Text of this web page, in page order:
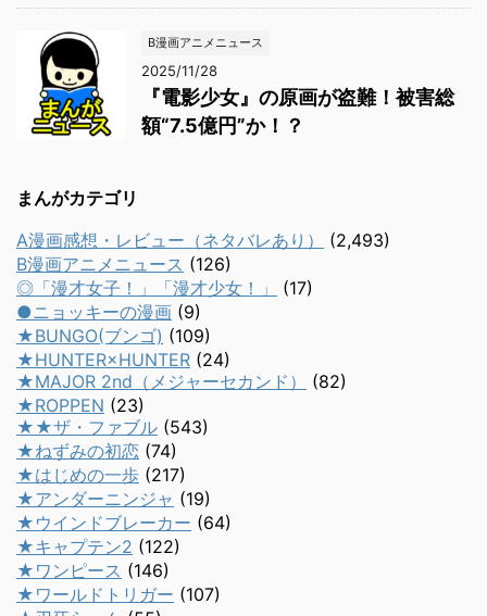
B漫画アニメニュース
2025/11/28
『電影少女』の原画が盗難！被害総
額“7.5億円”か！？
まんがカテゴリ
A漫画感想・レビュー（ネタバレあり）
(2,493)
B漫画アニメニュース (126)
◎「漫才女子！」「漫才少女！」
(17)
●ニョッキーの漫画 (9)
★BUNGO(ブンゴ) (109)
★HUNTER×HUNTER (24)
★MAJOR 2nd（メジャーセカンド）
(82)
★ROPPEN (23)
★★ザ・ファブル (543)
★ねずみの初恋 (74)
★はじめの一歩 (217)
★アンダーニンジャ (19)
★ウインドブレーカー (64)
★キャプテン2 (122)
★ワンピース (146)
★ワールドトリガー (107)